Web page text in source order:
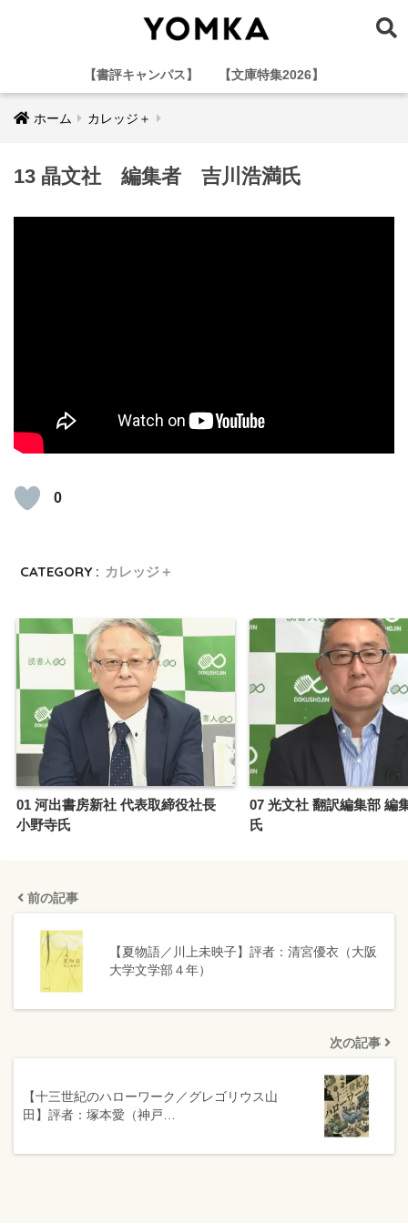
【書評キャンパス】 【文庫特集2026】
ホーム カレッジ＋
13 晶文社 編集者 吉川浩満氏
0
CATEGORY : カレッジ＋
01 河出書房新社 代表取締役社長
小野寺氏
07 光文社 翻訳編集部 編
氏
前の記事
【夏物語／川上未映子】評者：清宮優衣（大阪
大学文学部４年）
次の記事
【十三世紀のハローワーク／グレゴリウス山
田】評者：塚本愛（神戸…